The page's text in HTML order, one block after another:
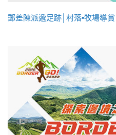
郵差陳派遞足跡│村落•牧場導賞